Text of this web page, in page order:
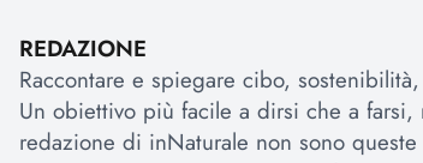
REDAZIONE
Raccontare e spiegare cibo,
Un obiettivo più facile a dirsi che a farsi,
redazione di inNaturale non sono